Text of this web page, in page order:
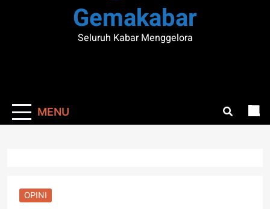
Gemakabar
Seluruh Kabar Menggelora
MENU
OPINI